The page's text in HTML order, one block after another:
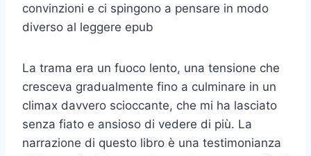
convinzioni e ci spingono a pensare in modo
diverso al leggere epub
La trama era un fuoco lento, una tensione che
cresceva gradualmente fino a culminare in un
climax davvero scioccante, che mi ha lasciato
senza fiato e ansioso di vedere di più. La
narrazione di questo libro è una testimonianza